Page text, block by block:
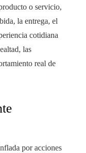
o servicio,
la entrega, el
cotidiana
las
real de
por acciones